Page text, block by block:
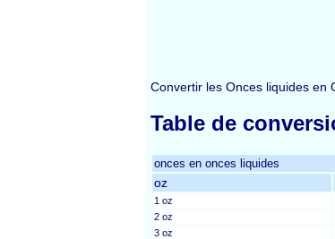
Convertir les Onces liquides en
Table de
onces en onces liquides
oz
1 oz
2 oz
3 oz